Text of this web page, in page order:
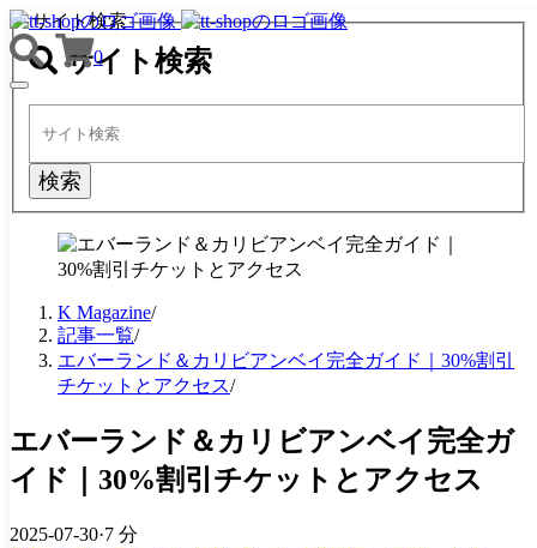
0
TOGGLE
NAVIGATION
サイト検索
サイト検索
検索
K Magazine/
記事一覧/
エバーランド＆カリビアンベイ完全ガイド｜30%割引
チケットとアクセス/
エバーランド＆カリビアンベイ完全ガ
イド｜30%割引チケットとアクセス
2025-07-30·7 分